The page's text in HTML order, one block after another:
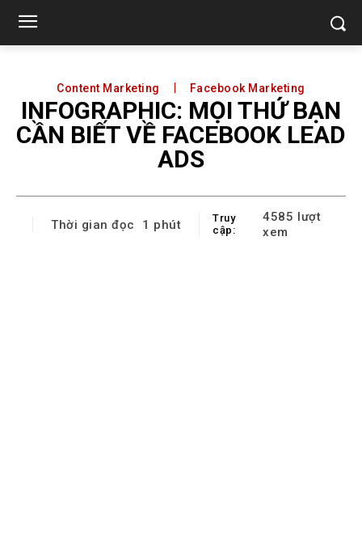
Content Marketing Facebook Marketing
INFOGRAPHIC: MỌI THỨ BẠN
CẦN BIẾT VỀ FACEBOOK LEAD
ADS
Thời gian đọc 1 phút
Truy
cập:
4585 lượt
xem